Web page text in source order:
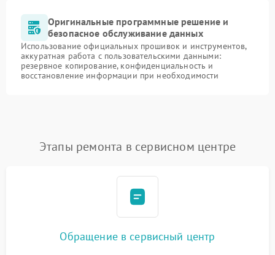
Оригинальные программные решение и
безопасное обслуживание данных
Использование официальных прошивок и инструментов,
аккуратная работа с пользовательскими данными:
резервное копирование, конфиденциальность и
восстановление информации при необходимости
Этапы ремонта в сервисном центре
Обращение в сервисный центр